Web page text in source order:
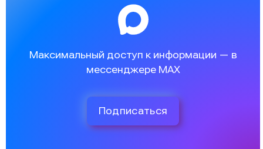
Максимальный доступ к информации — в
мессенджере MAX
Подписаться